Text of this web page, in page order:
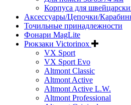
Корпуса для
Аксессуары/Цепочки/
Точильные принадлежности
Фонари MagLite
Рюкзаки Victorinox
VX Sport
VX Sport Evo
Altmont Classic
Altmont Active
Altmont Active L.W.
Altmont Professional